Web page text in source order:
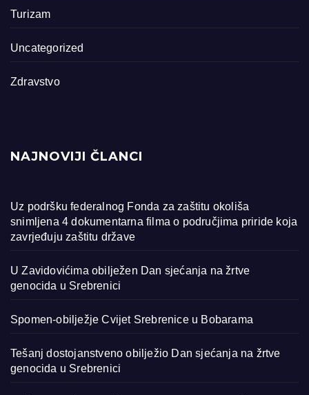
Turizam
Uncategorized
Zdravstvo
NAJNOVIJI ČLANCI
Uz podršku federalnog Fonda za zaštitu okoliša
snimljena 4 dokumentarna filma o područjima priride koja
zavrjeđuju zaštitu države
U Zavidovićima obilježen Dan sjećanja na žrtve
genocida u Srebrenici
Spomen-obilježje Cvijet Srebrenice u Bobarama
Tešanj dostojanstveno obilježio Dan sjećanja na žrtve
genocida u Srebrenici